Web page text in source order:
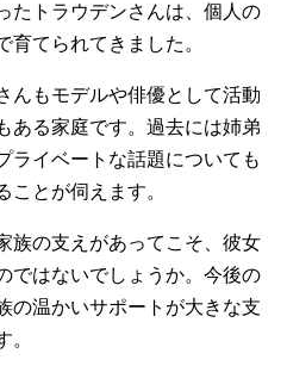
たトラウデンさんは、個人の
育てられてきました。
んもモデルや俳優として活動
ある家庭です。過去には姉弟
ライベートな話題についても
ことが伺えます。
族の支えがあってこそ、彼女
ではないでしょうか。今後の
の温かいサポートが大きな支
。